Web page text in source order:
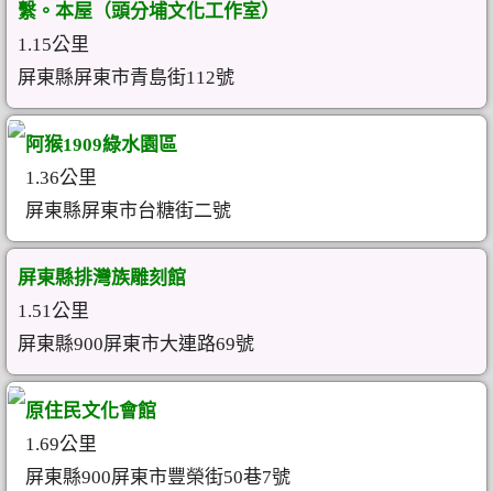
繫。本屋（頭分埔文化工作室）
1.15公里
屏東縣屏東市青島街112號
阿猴1909綠水園區
1.36公里
屏東縣屏東市台糖街二號
屏東縣排灣族雕刻館
1.51公里
屏東縣900屏東市大連路69號
原住民文化會館
1.69公里
屏東縣900屏東市豐榮街50巷7號